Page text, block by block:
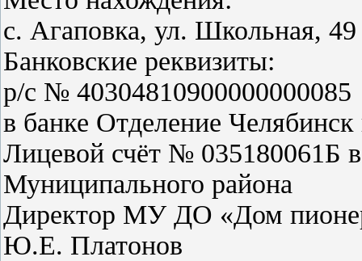
с. Агаповка, ул. Школьная,
Банковские реквизиты:
р/с № 40304810900000000085
в банке Отделение
Лицевой счёт № 035180061Б
Муниципального района
Директор МУ ДО «Дом
Ю.Е. Платонов